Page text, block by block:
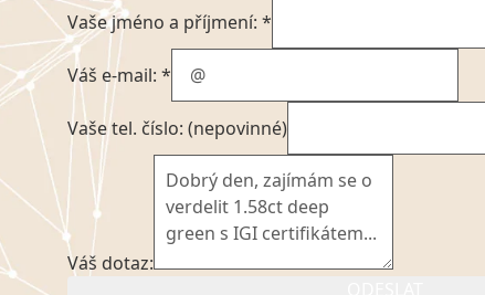
Vaše jméno a příjmení: *
Váš e-mail: *
Vaše tel. číslo: (nepovinné)
Váš dotaz: